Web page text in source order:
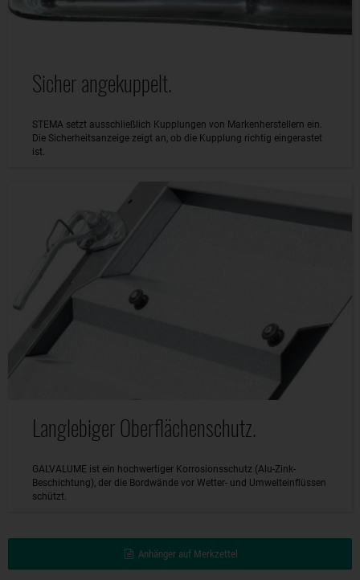
Sicher angekuppelt.
STEMA setzt ausschließlich Kupplungen von Markenherstellern ein.
Die Sicherheitsanzeige zeigt an, ob die Kupplung richtig eingerastet
ist.
Langlebiger Oberflächenschutz.
GALVALUME ist ein hochwertiger Korrosionsschutz (Alu-Zink-
Beschichtung), der die Bordwände vor Wetter- und Umwelteinflüssen
schützt.
Anhänger auf Merkzettel